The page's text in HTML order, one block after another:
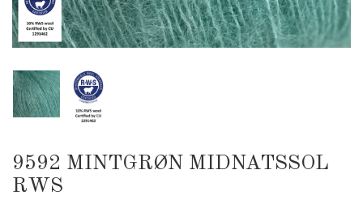
9592 MINTGRØN MIDNATSSOL
RWS